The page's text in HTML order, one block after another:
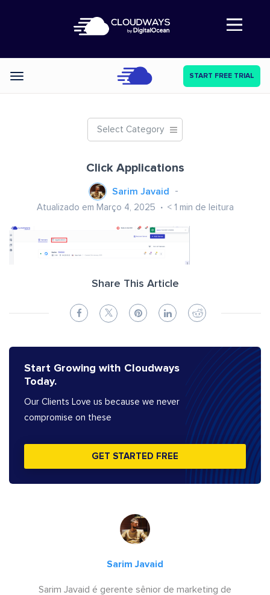
Abre a navegação
Categories START FREE TRIAL
Select Category
Click Applications
Sarim Javaid
Atualizado em Março 4, 2025 < 1 min de leitura
Share This Article
Start Growing with Cloudways
Today.
Our Clients Love us because we never
compromise on these
GET STARTED FREE
Sarim Javaid
Sarim Javaid é gerente sênior de marketing de